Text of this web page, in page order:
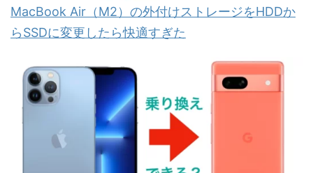
MacBook Air（M2）の外付けストレージをHDDか
らSSDに変更したら快適すぎた